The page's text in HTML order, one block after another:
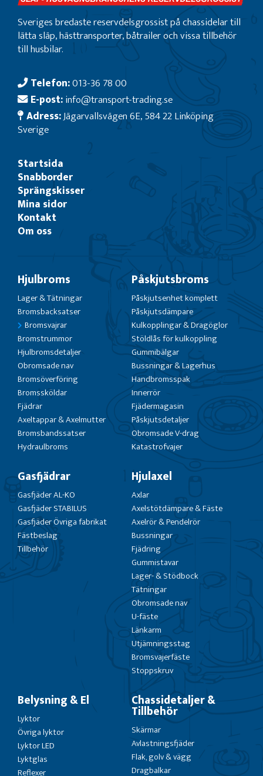
Sveriges bredaste reservdelsgrossist på chassidelar till
lätta släp, hästtransporter, båtrailer och vissa tillbehör
till husbilar.
Telefon:013-36 78 00
E-post:info@transport-trading.se
Adress:Jägarvallsvägen 6E, 584 22 Linköping
Sverige
Startsida
Snabborder
Sprängskisser
Mina sidor
Kontakt
Om oss
Hjulbroms
Lager & Tätningar
Bromsbacksatser
Bromsvajrar
Bromstrummor
Hjulbromsdetaljer
Obromsade nav
Bromsöverföring
Bromssköldar
Fjädrar
Axeltappar & Axelmutter
Bromsbandssatser
Hydraulbroms
Påskjutsbroms
Påskjutsenhet komplett
Påskjutsdämpare
Kulkopplingar & Dragöglor
Stöldlås för kulkoppling
Gummibälgar
Bussningar & Lagerhus
Handbromsspak
Innerrör
Fjädermagasin
Påskjutsdetaljer
Obromsade V-drag
Katastrofvajer
Gasfjädrar
Gasfjäder AL-KO
Gasfjäder STABILUS
Gasfjäder Övriga fabrikat
Fästbeslag
Tillbehör
Hjulaxel
Axlar
Axelstötdämpare & Fäste
Axelrör & Pendelrör
Bussningar
Fjädring
Gummistavar
Lager- & Stödbock
Tätningar
Obromsade nav
U-fäste
Länkarm
Utjämningsstag
Bromsvajerfäste
Stoppskruv
Belysning & El
Lyktor
Övriga lyktor
Lyktor LED
Lyktglas
Reflexer
Chassidetaljer &
Tillbehör
Skärmar
Avlastningsfjäder
Flak, golv & vägg
Dragbalkar